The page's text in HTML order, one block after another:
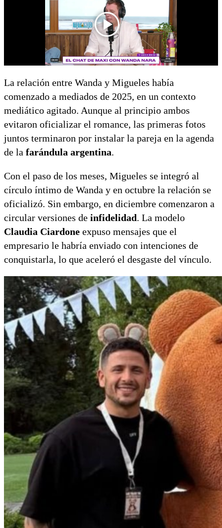
La relación entre Wanda y Migueles había
comenzado a mediados de 2025, en un contexto
mediático agitado. Aunque al principio ambos
evitaron oficializar el romance, las primeras fotos
juntos terminaron por instalar la pareja en la agenda
de la farándula argentina.
Con el paso de los meses, Migueles se integró al
círculo íntimo de Wanda y en octubre la relación se
oficializó. Sin embargo, en diciembre comenzaron a
circular versiones de infidelidad. La modelo
Claudia Ciardone expuso mensajes que el
empresario le habría enviado con intenciones de
conquistarla, lo que aceleró el desgaste del vínculo.